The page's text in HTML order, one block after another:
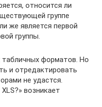
относится ли
группе
же является первой
группы.
табличных форматов. Но
и отредактировать
не удастся.
возникает